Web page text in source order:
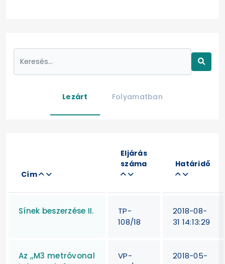
Lezárt Folyamatban
Cím
Eljárás
száma
Határidő
Sínek beszerzése II.
TP-
108/18
2018-08-
31 14:13:29
Az „M3 metróvonal
VP-
2018-05-